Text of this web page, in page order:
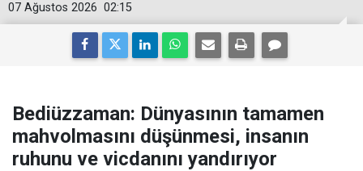
02:15
07 Ağustos 2026
Bediüzzaman: Dünyasının tamamen
mahvolmasını düşünmesi, insanın
ruhunu ve vicdanını yandırıyor